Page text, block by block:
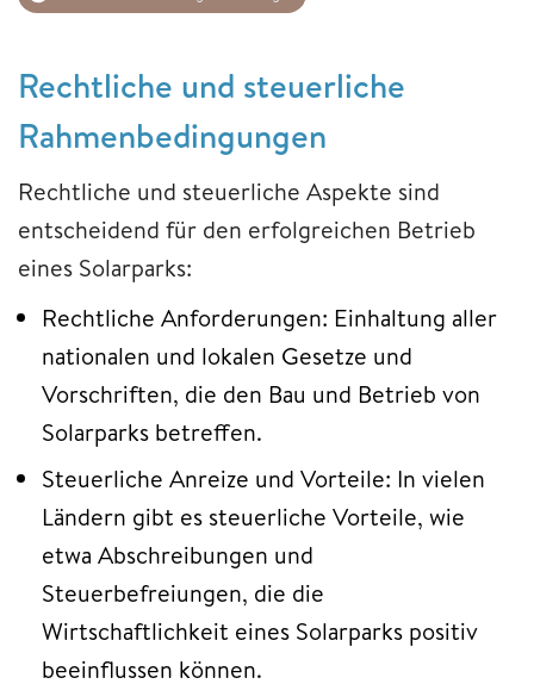
Rechtliche und steuerliche
Rahmenbedingungen
Rechtliche und steuerliche Aspekte sind
entscheidend für den erfolgreichen Betrieb
eines Solarparks:
Rechtliche Anforderungen: Einhaltung aller
nationalen und lokalen Gesetze und
Vorschriften, die den Bau und Betrieb von
Solarparks betreffen.
Steuerliche Anreize und Vorteile: In vielen
Ländern gibt es steuerliche Vorteile, wie
etwa Abschreibungen und
Steuerbefreiungen, die die
Wirtschaftlichkeit eines Solarparks positiv
beeinflussen können.